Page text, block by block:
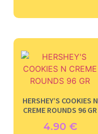
HERSHEY’S COOKIES N
CREME ROUNDS 96 GR
4.90 €